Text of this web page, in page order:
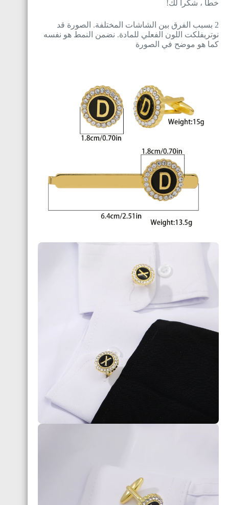
خطأ ، شكرا لك!
2 بسبب الفرق بين الشاشات المختلفة. الصورة قد
نوتريفلكت اللون الفعلي للمادة. نضمن النمط هو نفسه
كما هو موضح في الصورة